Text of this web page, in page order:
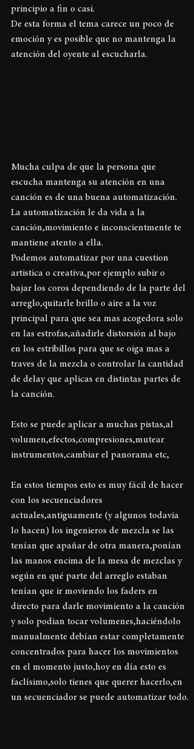
principio a fin o casi.
De esta forma el tema carece un poco de
emoción y es posible que no mantenga la
atención del oyente al escucharla.
Mucha culpa de que la persona que
escucha mantenga su atención en una
canción es de una buena automatización.
La automatización le da vida a la
canción,movimiento e inconscientmente te
mantiene atento a ella.
Podemos automatizar por una cuestion
artistica o creativa,por ejemplo subir o
bajar los coros dependiendo de la parte del
arreglo,quitarle brillo o aire a la voz
principal para que sea mas acogedora solo
en las estrofas,añadirle distorsión al bajo
en los estribillos para que se oiga mas a
traves de la mezcla o controlar la cantidad
de delay que aplicas en distintas partes de
la canción.
Esto se puede aplicar a muchas pistas,al
volumen,efectos,compresiones,mutear
instrumentos,cambiar el panorama etc,
En estos tiempos esto es muy fácil de hacer
con los secuenciadores
actuales,antiguamente (y algunos todavia
lo hacen) los ingenieros de mezcla se las
tenían que apañar de otra manera,ponían
las manos encima de la mesa de mezclas y
según en qué parte del arreglo estaban
tenían que ir moviendo los faders en
directo para darle movimiento a la canción
y solo podian tocar volumenes,haciéndolo
manualmente debían estar completamente
concentrados para hacer los movimientos
en el momento justo,hoy en día esto es
faclísimo,solo tienes que querer hacerlo,en
un secuenciador se puede automatizar todo.